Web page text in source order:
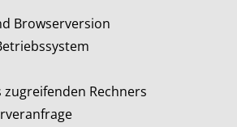
Browserversion
Rechners